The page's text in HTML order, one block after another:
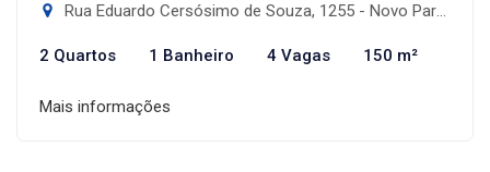
Rua Eduardo Cersósimo de Souza, 1255 - Novo Parque Alvorada, Dourados-MS
2 Quartos 1 Banheiro 4 Vagas 150 m²
Mais informações